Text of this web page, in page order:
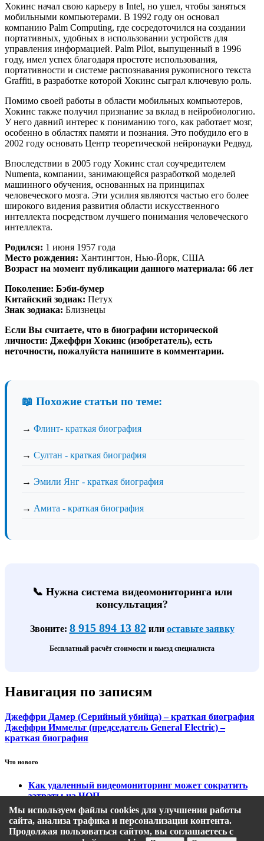
Хокинс начал свою карьеру в Intel, но ушел, чтобы заняться
мобильными компьютерами. В 1992 году он основал
компанию Palm Computing, где сосредоточился на создании
портативных, удобных в использовании устройств для
управления информацией. Palm Pilot, выпущенный в 1996
году, имел успех благодаря простоте использования,
портативности и системе распознавания рукописного текста
Graffiti, в разработке которой Хокинс сыграл ключевую роль.
Помимо своей работы в области мобильных компьютеров,
Хокинс также получил признание за вклад в нейробиологию.
У него давний интерес к пониманию того, как работает мозг,
особенно в областях памяти и познания. Это побудило его в
2002 году основать Центр теоретической нейронауки Редвуд.
Впоследствии в 2005 году Хокинс стал соучредителем
Numenta, компании, занимающейся разработкой моделей
машинного обучения, основанных на принципах
человеческого мозга. Эти усилия являются частью его более
широкого видения развития области искусственного
интеллекта посредством лучшего понимания человеческого
интеллекта.
Родился: 1 июня 1957 года
Место рождения: Хантингтон, Нью-Йорк, США
Возраст на момент публикации данного материала: 66 лет
Поколение: Бэби-бумер
Китайский зодиак: Петух
Знак зодиака: Близнецы
Если Вы считаете, что в биографии исторической
личности: Джеффри Хокинс (изобретатель), есть
неточности, пожалуйста напишите в комментарии.
📖 Похожие статьи по теме:
→ Флинт- краткая биография
→ Султан - краткая биография
→ Эмили Янг - краткая биография
→ Амита - краткая биография
📞 Нужна система видеомониторинга или
консультация?
Звоните: 8 915 894 13 82или оставьте заявку
Бесплатный расчёт стоимости и выезд специалиста
Навигация по записям
Джеффри Дамер (Серийный убийца) – краткая биография
Джеффри Иммельт (председатель General Electric) –
краткая биография
Что нового
Как удаленный видеомониторинг может сократить
затраты на ЧОП
Тарифы на охранный видеомониторинг
Этапы подключения удаленного видеомониторинга
Кому подходит удаленный видеомониторинг?
Какие задачи решает удаленный видеомониторинг
Мы используем файлы cookies для улучшения работы
сайта, анализа трафика и персонализации контента.
Продолжая пользоваться сайтом, вы соглашаетесь с